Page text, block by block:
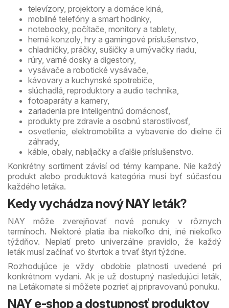
televízory, projektory a domáce kiná,
mobilné telefóny a smart hodinky,
notebooky, počítače, monitory a tablety,
herné konzoly, hry a gamingové príslušenstvo,
chladničky, práčky, sušičky a umývačky riadu,
rúry, varné dosky a digestory,
vysávače a robotické vysávače,
kávovary a kuchynské spotrebiče,
slúchadlá, reproduktory a audio technika,
fotoaparáty a kamery,
zariadenia pre inteligentnú domácnosť,
produkty pre zdravie a osobnú starostlivosť,
osvetlenie, elektromobilita a vybavenie do dielne či
záhrady,
káble, obaly, nabíjačky a ďalšie príslušenstvo.
Konkrétny sortiment závisí od témy kampane. Nie každý
produkt alebo produktová kategória musí byť súčasťou
každého letáka.
Kedy vychádza nový NAY leták?
NAY môže zverejňovať nové ponuky v rôznych
termínoch. Niektoré platia iba niekoľko dní, iné niekoľko
týždňov. Neplatí preto univerzálne pravidlo, že každý
leták musí začínať vo štvrtok a trvať štyri týždne.
Rozhodujúce je vždy obdobie platnosti uvedené pri
konkrétnom vydaní. Ak je už dostupný nasledujúci leták,
na Letákomate si môžete pozrieť aj pripravovanú ponuku.
NAY e-shop a dostupnosť produktov